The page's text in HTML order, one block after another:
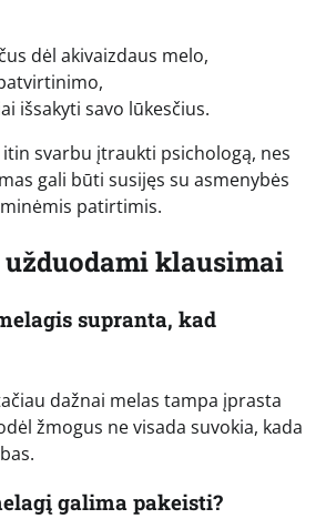
dėl akivaizdaus melo,
išsakyti savo lūkesčius.
svarbu įtraukti psichologą, nes
gali būti susijęs su asmenybės
patirtimis.
klausimai
supranta, kad
dažnai melas tampa įprasta
žmogus ne visada suvokia, kada
galima pakeisti?